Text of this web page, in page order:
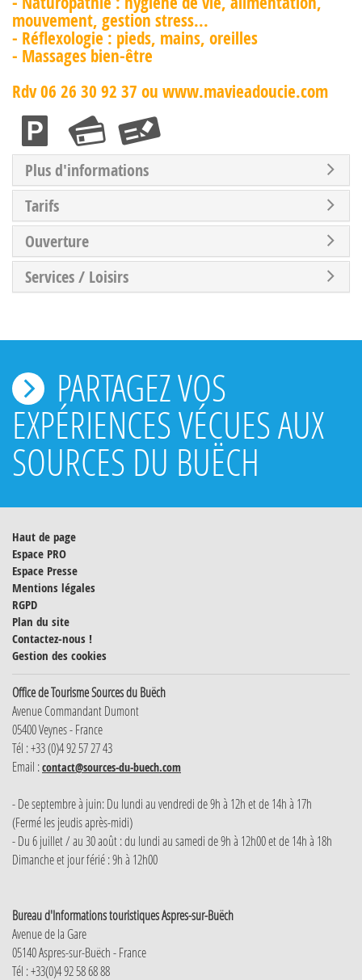
mouvement, gestion stress...
- Réflexologie : pieds, mains, oreilles
- Massages bien-être
Rdv 06 26 30 92 37 ou www.mavieadoucie.com
Plus d'informations
Tarifs
Ouverture
Services / Loisirs
PARTAGEZ VOS
EXPÉRIENCES VÉCUES AUX
SOURCES DU BUËCH
Haut de page
Espace PRO
Espace Presse
Mentions légales
RGPD
Plan du site
Contactez-nous !
Gestion des cookies
Office de Tourisme Sources du Buëch
Avenue Commandant Dumont
05400 Veynes - France
Tél : +33 (0)4 92 57 27 43
Email :contact@sources-du-buech.com
- De septembre à juin: Du lundi au vendredi de 9h à 12h et de 14h à 17h
(Fermé les jeudis après-midi)
- Du 6 juillet / au 30 août : du lundi au samedi de 9h à 12h00 et de 14h à 18h
Dimanche et jour férié : 9h à 12h00
Bureau d'Informations touristiques Aspres-sur-Buëch
Avenue de la Gare
05140 Aspres-sur-Buëch - France
Tél : +33(0)4 92 58 68 88